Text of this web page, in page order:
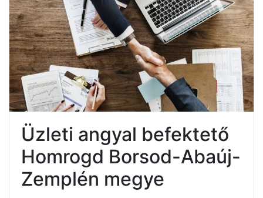
Üzleti angyal befektető
Homrogd Borsod-Abaúj-
Zemplén megye